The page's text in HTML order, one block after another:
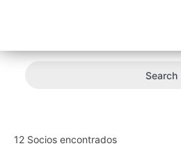
Search
12 Socios encontrados